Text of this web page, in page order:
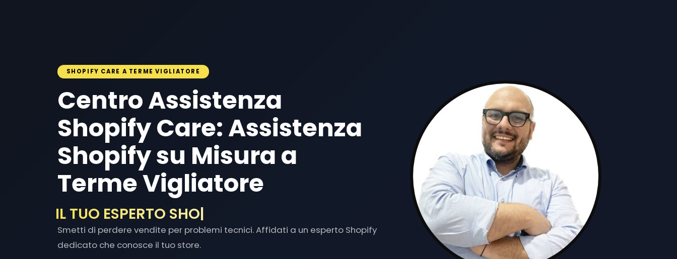
SHOPIFY CARE A TERME VIGLIATORE
Centro Assistenza
Shopify Care: Assistenza
Shopify su Misura a
Terme Vigliatore
IL TUO ESPERTO SHOPIFY DEDIC
Smetti di perdere vendite per problemi tecnici. Affidati a un esperto Shopify
dedicato che conosce il tuo store.